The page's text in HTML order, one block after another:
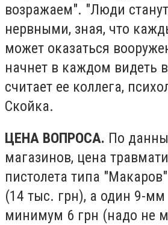
возражаем". "Люди
нервными, зная, что
может оказаться
начнет в каждом видеть
считает ее коллега,
Скойка.
ЦЕНА ВОПРОСА. По
магазинов, цена
пистолета типа
(14 тыс. грн), а один 9-мм
минимум 6 грн (надо не